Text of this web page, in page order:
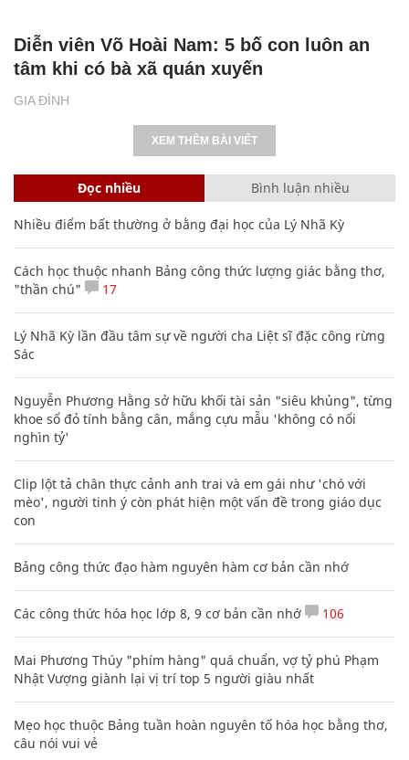
GIA ĐÌNH
Diễn viên Võ Hoài Nam: 5 bố con luôn an
tâm khi có bà xã quán xuyến
XEM THÊM BÀI VIẾT
Đọc nhiều Bình luận nhiều
Nhiều điểm bất thường ở bằng đại học của Lý Nhã Kỳ
Cách học thuộc nhanh Bảng công thức lượng giác bằng thơ,
"thần chú"
17
Lý Nhã Kỳ lần đầu tâm sự về người cha Liệt sĩ đặc công rừng
Sác
Nguyễn Phương Hằng sở hữu khối tài sản "siêu khủng", từng
khoe sổ đỏ tính bằng cân, mắng cựu mẫu 'không có nổi
nghìn tỷ'
Clip lột tả chân thực cảnh anh trai và em gái như 'chó với
mèo', người tinh ý còn phát hiện một vấn đề trong giáo dục
con
Bảng công thức đạo hàm nguyên hàm cơ bản cần nhớ
Các công thức hóa học lớp 8, 9 cơ bản cần nhớ 106
Mai Phương Thúy "phím hàng" quá chuẩn, vợ tỷ phú Phạm
Nhật Vượng giành lại vị trí top 5 người giàu nhất
Mẹo học thuộc Bảng tuần hoàn nguyên tố hóa học bằng thơ,
câu nói vui vẻ